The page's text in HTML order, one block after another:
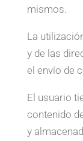
mismos.
La
y de las
el envío de
El usuario
contenido
y